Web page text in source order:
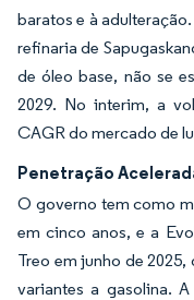
baratos e à
refinaria de
de óleo base, não se
2029. No interim, a
CAGR do mercado de
Penetração
O governo tem como
em cinco anos, e a
Treo em junho de
variantes a gasolina.